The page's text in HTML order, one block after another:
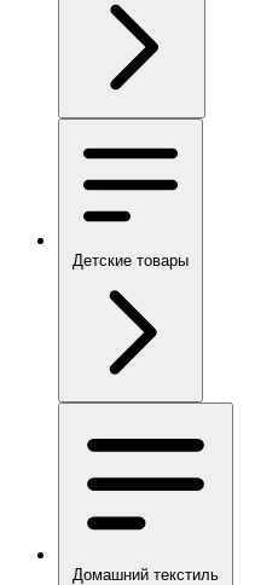
Детские товары
Домашний текстиль